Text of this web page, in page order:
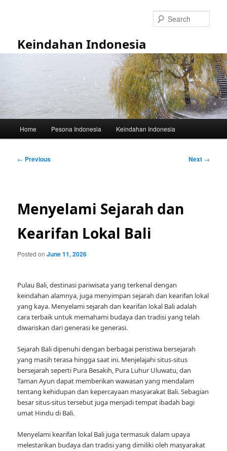
Keindahan Indonesia
Home Pesona Indonesia Keindahan Indonesia
Post
← Previous Next →
Menyelami Sejarah dan
Kearifan Lokal Bali
Posted onJune 11, 2026
Pulau Bali, destinasi pariwisata yang terkenal dengan
keindahan alamnya, juga menyimpan sejarah dan kearifan lokal
yang kaya. Menyelami sejarah dan kearifan lokal Bali adalah
cara terbaik untuk memahami budaya dan tradisi yang telah
diwariskan dari generasi ke generasi.
Sejarah Bali dipenuhi dengan berbagai peristiwa bersejarah
yang masih terasa hingga saat ini. Menjelajahi situs-situs
bersejarah seperti Pura Besakih, Pura Luhur Uluwatu, dan
Taman Ayun dapat memberikan wawasan yang mendalam
tentang kehidupan dan kepercayaan masyarakat Bali. Sebagian
besar situs-situs tersebut juga menjadi tempat ibadah bagi
umat Hindu di Bali.
Menyelami kearifan lokal Bali juga termasuk dalam upaya
melestarikan budaya dan tradisi yang dimiliki oleh masyarakat